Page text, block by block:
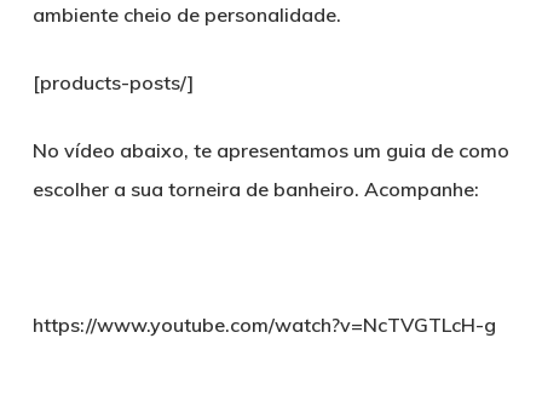
ambiente cheio de personalidade.
[products-posts/]
No vídeo abaixo, te apresentamos um guia de como
escolher a sua torneira de banheiro. Acompanhe:
https://www.youtube.com/watch?v=NcTVGTLcH-g